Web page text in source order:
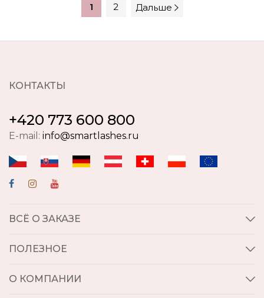
1 2 Дальше
КОНТАКТЫ
+420 773 600 800
E-mail: info@smartlashes.ru
ВСЁ О ЗАКАЗЕ
ПОЛЕЗНОЕ
О КОМПАНИИ